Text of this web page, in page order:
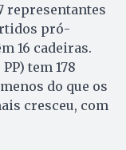
representantes
pró-
16 cadeiras.
tem 178
do que os
cresceu, com